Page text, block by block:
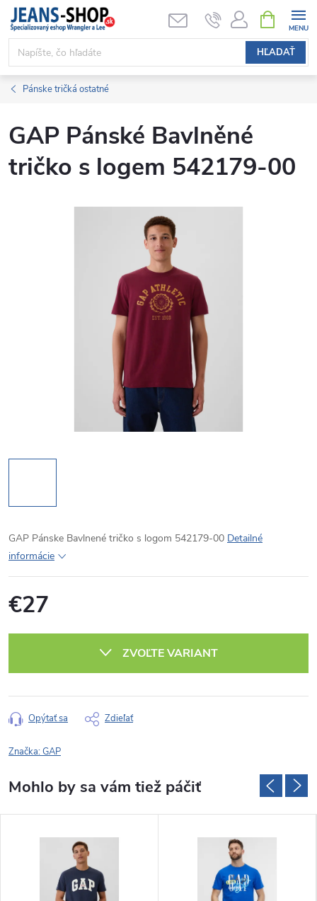
Prejsť
obsah
HĽADAŤ
KOŠÍK
Pánske tričká ostatné
GAP Pánské Bavlněné
tričko s logem 542179-00
GAP Pánske Bavlnené tričko s logom 542179-00 Detailné
informácie
€27
ZVOĽTE VARIANT
Opýtať sa Zdieľať
Značka:GAP